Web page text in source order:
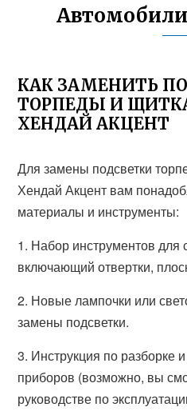
Автомобили
КАК ЗАМЕНИТЬ
ТОРПЕДЫ И
ХЕНДАЙ АКЦЕНТ
Для замены подсветки
Хендай Акцент вам
материалы и инструменты:
1. Набор инструментов для
включающий отвертки,
2. Новые лампочки или
замены подсветки.
3. Инструкция по разборке
приборов (возможно, вы
руководстве по